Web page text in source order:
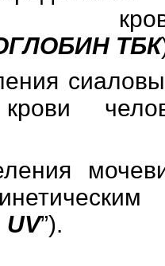
ТБК
UV”).